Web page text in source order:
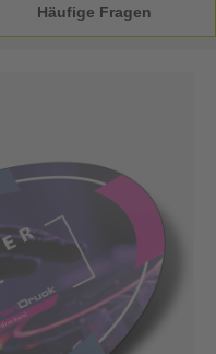
Häufige Fragen